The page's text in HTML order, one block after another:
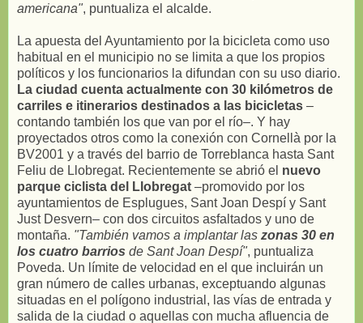
americana", puntualiza el alcalde.
La apuesta del Ayuntamiento por la bicicleta como uso
habitual en el municipio no se limita a que los propios
políticos y los funcionarios la difundan con su uso diario.
La ciudad cuenta actualmente con 30 kilómetros de
carriles e itinerarios destinados a las bicicletas –
contando también los que van por el río–. Y hay
proyectados otros como la conexión con Cornellà por la
BV2001 y a través del barrio de Torreblanca hasta Sant
Feliu de Llobregat. Recientemente se abrió el nuevo
parque ciclista del Llobregat –promovido por los
ayuntamientos de Esplugues, Sant Joan Despí y Sant
Just Desvern– con dos circuitos asfaltados y uno de
montaña. "También vamos a implantar las zonas 30 en
los cuatro barrios de Sant Joan Despí", puntualiza
Poveda. Un límite de velocidad en el que incluirán un
gran número de calles urbanas, exceptuando algunas
situadas en el polígono industrial, las vías de entrada y
salida de la ciudad o aquellas con mucha afluencia de